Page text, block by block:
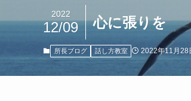
心に張りを
2022
12/09
所長ブログ 話し方教室 2022年11月28